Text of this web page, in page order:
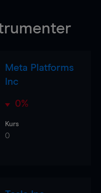
Meta Platforms
Inc
0%
Kurs
0